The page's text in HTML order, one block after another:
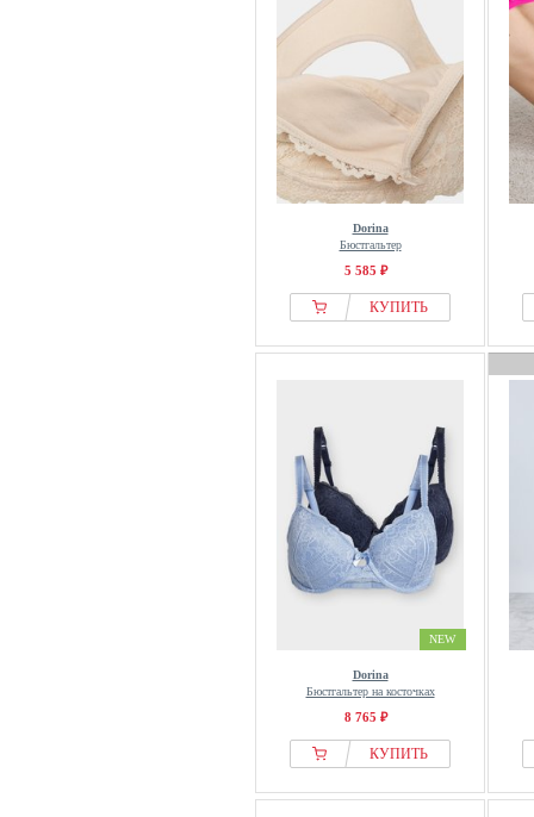
Dorina
Бюстгальтер
5 585 ₽
КУПИТЬ
NEW
Dorina
Бюстгальтер на косточках
8 765 ₽
КУПИТЬ